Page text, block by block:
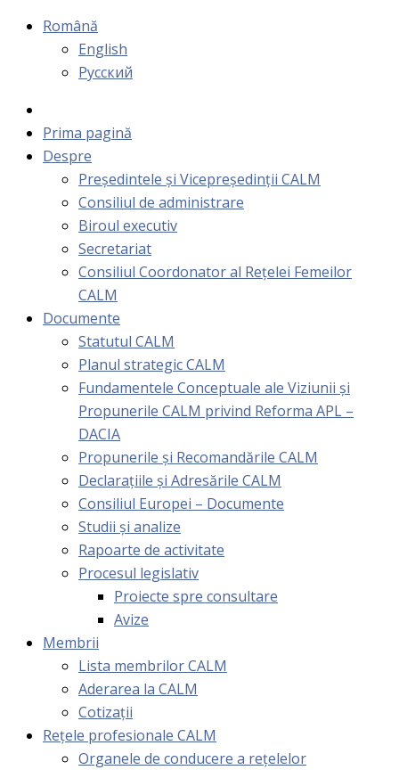
Română
English
Русский
Prima pagină
Despre
Președintele și Vicepreședinții CALM
Consiliul de administrare
Biroul executiv
Secretariat
Consiliul Coordonator al Rețelei Femeilor
CALM
Documente
Statutul CALM
Planul strategic CALM
Fundamentele Conceptuale ale Viziunii și
Propunerile CALM privind Reforma APL –
DACIA
Propunerile și Recomandările CALM
Declarațiile și Adresările CALM
Consiliul Europei – Documente
Studii și analize
Rapoarte de activitate
Procesul legislativ
Proiecte spre consultare
Avize
Membrii
Lista membrilor CALM
Aderarea la CALM
Cotizaţii
Rețele profesionale CALM
Organele de conducere a rețelelor